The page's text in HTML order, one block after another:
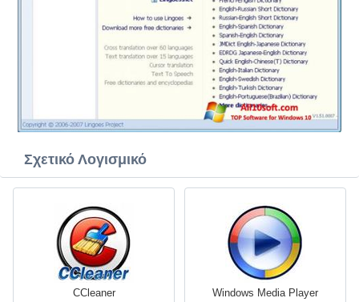
Σχετικό Λογισμικό
CCleaner Windows Media Player